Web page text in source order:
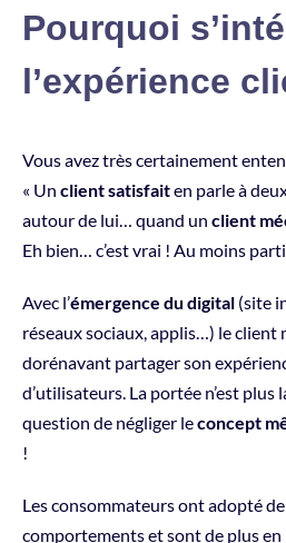
Pourquoi
l’expérience
Vous avez très certainement
« Un client satisfaiten parle à
autour de lui… quand un client
Eh bien… c’est vrai ! Au moins
Avec l’émergence du digital (site
réseaux sociaux, applis…) le
dorénavant partager son
d’utilisateurs. La portée n’est plus
question de négliger leconcept
!
Les consommateurs ont adopté
comportements et sont de plus en